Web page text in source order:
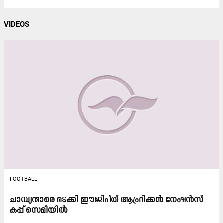
VIDEOS
FOOTBALL
ചാമ്പ്യന്മാരെ മടക്കി ഈജിപ്ത് ആഫ്രിക്കൻ നേഷൻസ്
കപ്പ് സെമിയിൽ